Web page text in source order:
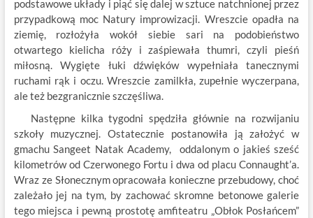
podstawowe układy i piąć się dalej w sztuce natchnionej przez
przypadkową moc Natury improwizacji. Wreszcie opadła na
ziemię, rozłożyła wokół siebie sari na podobieństwo
otwartego kielicha róży i zaśpiewała thumri, czyli pieśń
miłosną. Wygięte łuki dźwięków wypełniała tanecznymi
ruchami rąk i oczu. Wreszcie zamilkła, zupełnie wyczerpana,
ale też bezgranicznie szczęśliwa.
Następne kilka tygodni spędziła głównie na rozwijaniu
szkoły muzycznej. Ostatecznie postanowiła ją założyć w
gmachu Sangeet Natak Academy, oddalonym o jakieś sześć
kilometrów od Czerwonego Fortu i dwa od placu Connaught’a.
Wraz ze Słonecznym opracowała konieczne przebudowy, choć
zależało jej na tym, by zachować skromne betonowe galerie
tego miejsca i pewną prostotę amfiteatru „Obłok Posłańcem”